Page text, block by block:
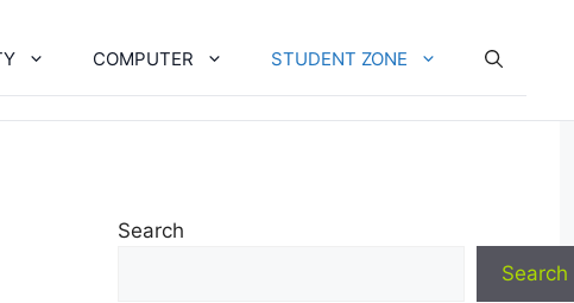
COMPUTER STUDENT ZONE
Search
Search